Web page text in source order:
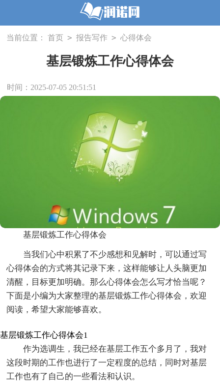
当前位置： 首页 > 报告写作 > 心得体会
基层锻炼工作心得体会
时间：2025-07-05 20:51:51
基层锻炼工作心得体会
当我们心中积累了不少感想和见解时，可以通过写
心得体会的方式将其记录下来，这样能够让人头脑更加
清醒，目标更加明确。那么心得体会怎么写才恰当呢？
下面是小编为大家整理的基层锻炼工作心得体会，欢迎
阅读，希望大家能够喜欢。
基层锻炼工作心得体会1
作为选调生，我已经在基层工作五个多月了，我对
这段时期的工作也进行了一定程度的总结，同时对基层
工作也有了自己的一些看法和认识。